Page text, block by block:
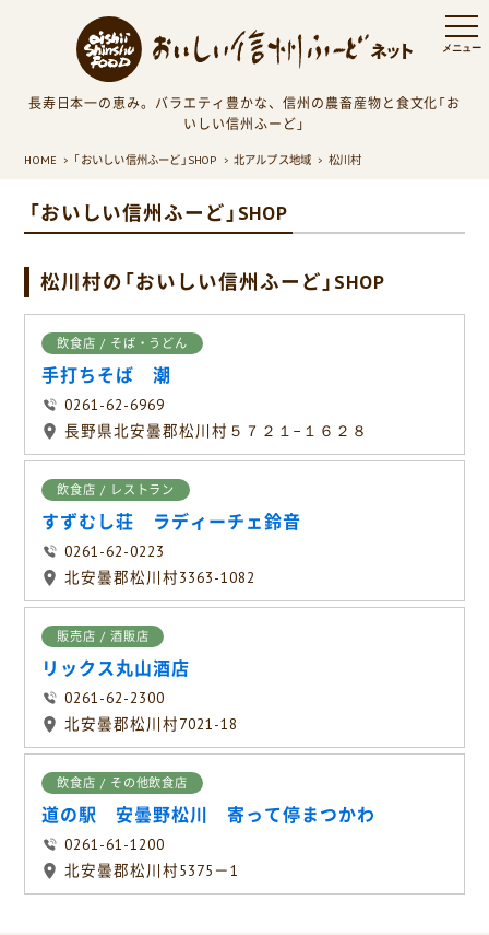
長寿日本一の恵み。バラエティ豊かな、信州の農畜産物と食文化「お
いしい信州ふーど」
HOME 「おいしい信州ふーど」SHOP 北アルプス地域 松川村
「おいしい信州ふーど」SHOP
松川村の「おいしい信州ふーど」SHOP
飲食店 / そば・うどん
手打ちそば 潮
0261-62-6969
長野県北安曇郡松川村５７２１−１６２８
飲食店 / レストラン
すずむし荘 ラディーチェ鈴音
0261-62-0223
北安曇郡松川村3363-1082
販売店 / 酒販店
リックス丸山酒店
0261-62-2300
北安曇郡松川村7021-18
飲食店 / その他飲食店
道の駅 安曇野松川 寄って停まつかわ
0261-61-1200
北安曇郡松川村5375－1